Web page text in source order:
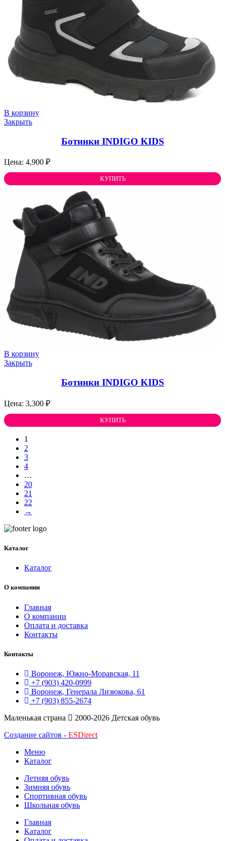
В корзину
Закрыть
Ботинки INDIGO KIDS
4,900 ₽
КУПИТЬ
В корзину
Закрыть
Ботинки INDIGO KIDS
3,300 ₽
КУПИТЬ
1
2
3
4
…
20
21
22
→
Каталог
Каталог
О компании
Главная
О компании
Оплата и доставка
Контакты
Контакты
Воронеж, Южно-Моравская, 11
+7 (903) 420-0999
Воронеж, Генерала Лизюкова, 61
+7 (903) 855-2674
Маленькая страна
2000-2026 Детская обувь
Создание сайтов - ESDirect
Меню
Каталог
Летняя обувь
Зимняя обувь
Спортивная обувь
Школьная обувь
Главная
Каталог